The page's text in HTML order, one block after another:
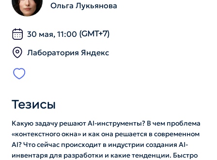
Ольга Лукьянова
30 мая, 11:00 (GMT+7)
Лаборатория Яндекс
Тезисы
Какую задачу решают AI-инструменты? В чем проблема
«контекстного окна» и как она решается в современном
AI? Что сейчас происходит в индустрии создания AI-
инвентаря для разработки и какие тенденции. Быстро